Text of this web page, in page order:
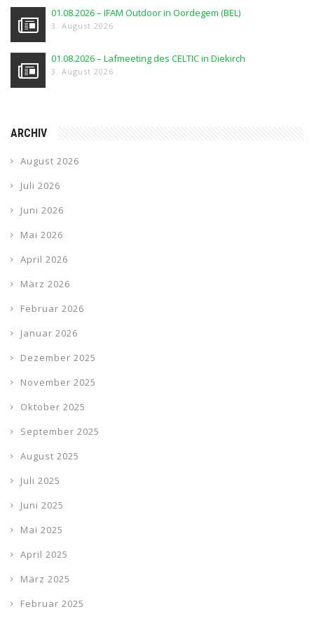
01.08.2026 – IFAM Outdoor in Oordegem (BEL)
3. August 2026
01.08.2026 – Lafmeeting des CELTIC in Diekirch
3. August 2026
ARCHIV
August 2026
Juli 2026
Juni 2026
Mai 2026
April 2026
März 2026
Februar 2026
Januar 2026
Dezember 2025
November 2025
Oktober 2025
September 2025
August 2025
Juli 2025
Juni 2025
Mai 2025
April 2025
März 2025
Februar 2025